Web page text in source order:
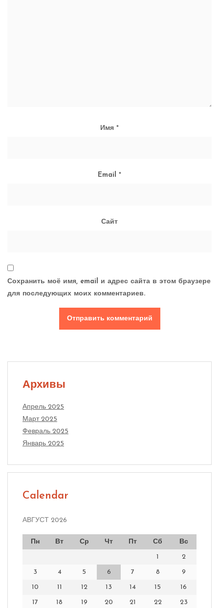
Имя *
Email *
Сайт
Сохранить моё имя, email и адрес сайта в этом браузере
для последующих моих комментариев.
Архивы
Апрель 2025
Март 2025
Февраль 2025
Январь 2025
Calendar
АВГУСТ 2026
Пн Вт Ср Чт Пт Сб Вс
1 2
3 4 5 6 7 8 9
10 11 12 13 14 15 16
17 18 19 20 21 22 23